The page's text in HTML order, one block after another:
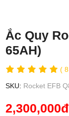
Ắc Quy
65AH)
(
SKU: Rocket EFB
2,300,000đ